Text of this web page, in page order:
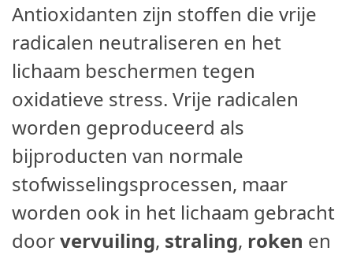
Antioxidanten zijn stoffen die vrije
radicalen neutraliseren en het
lichaam beschermen tegen
oxidatieve stress. Vrije radicalen
worden geproduceerd als
bijproducten van normale
stofwisselingsprocessen, maar
worden ook in het lichaam gebracht
doorvervuiling, straling, roken en